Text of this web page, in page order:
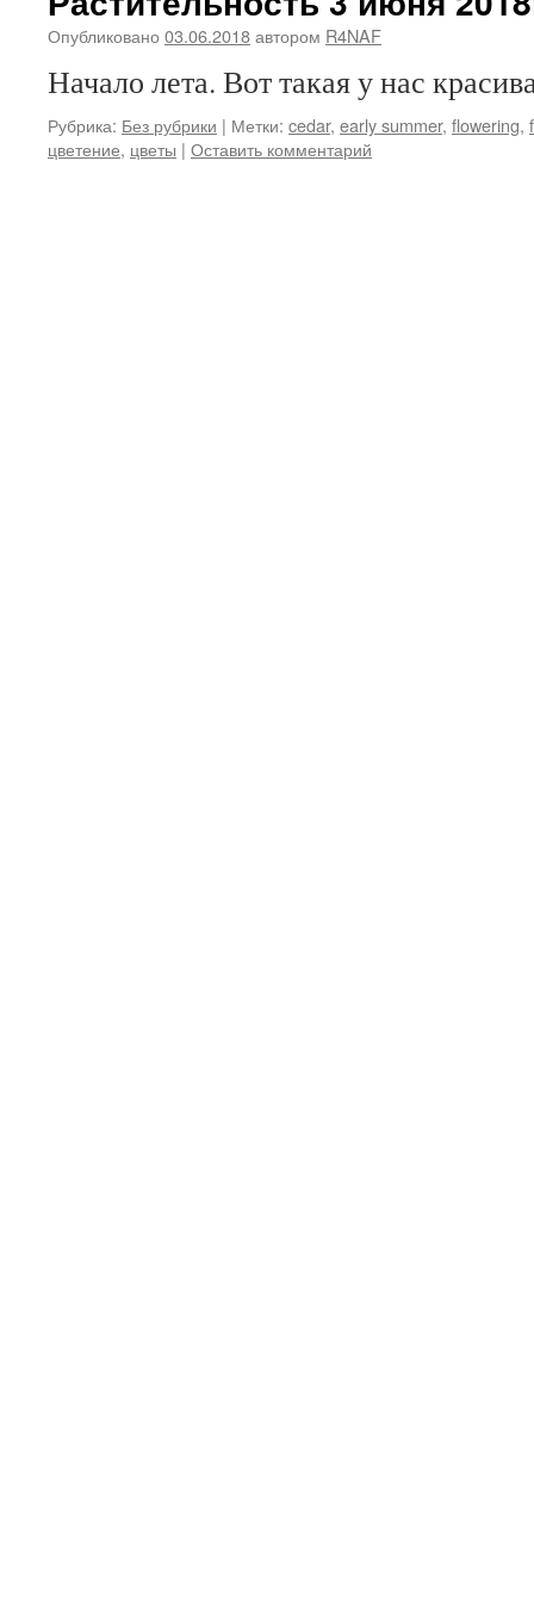
Опубликовано 03.06.2018автором R4NAF
Начало лета. Вот такая у нас
Рубрика: Без рубрики | Метки: cedar, early summer, flowering,
цветение, цветы | Оставить комментарий